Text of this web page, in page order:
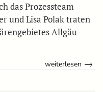
das Prozessteam
und Lisa Polak traten
Allgäu-
weiterlesen